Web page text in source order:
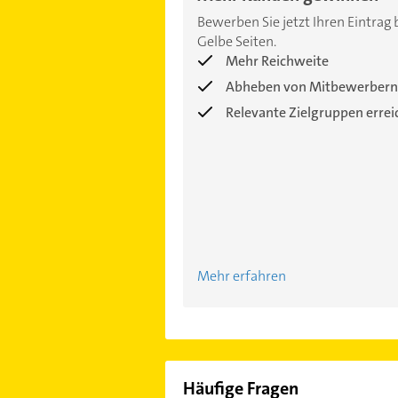
Bewerben Sie jetzt Ihren Eintrag
Gelbe Seiten.
Mehr Reichweite
Abheben von Mitbewerbern
Relevante Zielgruppen
Mehr erfahren
Häufige Fragen